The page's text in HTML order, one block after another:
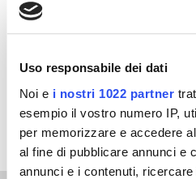
Uso responsabile dei dati
Noi e i nostri 1022 partner
esempio il vostro numero IP,
per memorizzare e accedere
al fine di pubblicare annunci e
annunci e i contenuti,